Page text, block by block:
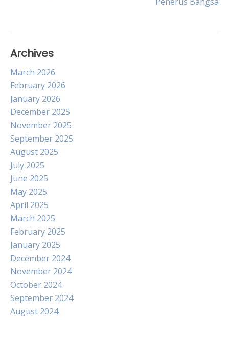
Archives
March 2026
February 2026
January 2026
December 2025
November 2025
September 2025
August 2025
July 2025
June 2025
May 2025
April 2025
March 2025
February 2025
January 2025
December 2024
November 2024
October 2024
September 2024
August 2024